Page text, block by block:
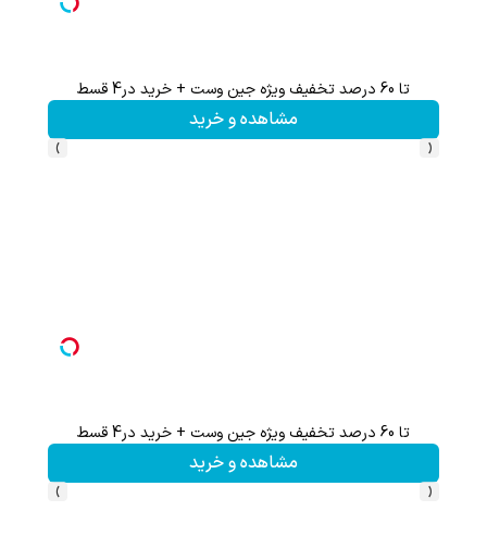
تا 60 درصد تخفیف ویژه جین وست + خرید در4 قسط
مشاهده و خرید
‹
›
تا 60 درصد تخفیف ویژه جین وست + خرید در4 قسط
مشاهده و خرید
‹
›